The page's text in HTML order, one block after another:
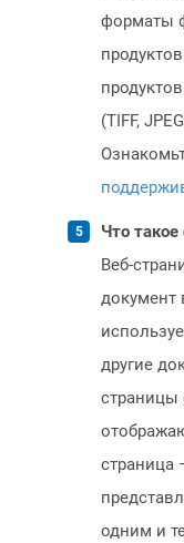
форматы
(TIFF,
Что
Веб-
документ
другие
страницы
страница
одним и